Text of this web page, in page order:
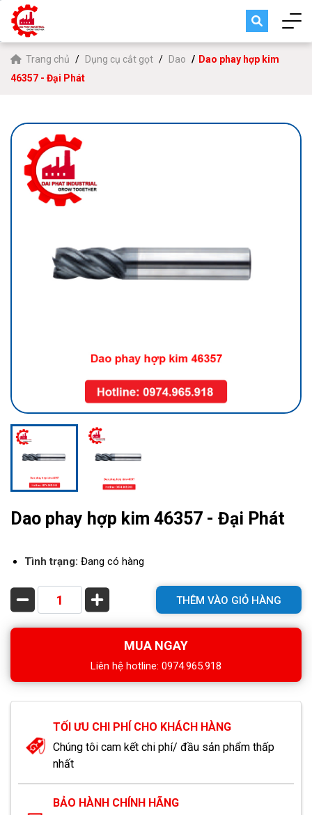
Trang chủ Dụng cụ cắt gọt Dao
Dao phay hợp kim
46357 - Đại Phát
Dao phay hợp kim 46357 - Đại Phát
Tình trạng: Đang có hàng
THÊM VÀO GIỎ HÀNG
MUA NGAY
Liên hệ hotline: 0974.965.918
TỐI ƯU CHI PHÍ CHO KHÁCH HÀNG
Chúng tôi cam kết chi phí/ đầu sản phẩm thấp
nhất
BẢO HÀNH CHÍNH HÃNG